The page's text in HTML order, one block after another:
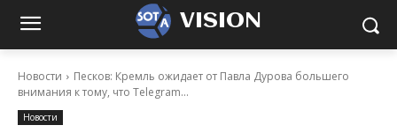
VISION
Новости
Песков: Кремль ожидает от Павла Дурова большего
внимания к тому, что Telegram...
Новости